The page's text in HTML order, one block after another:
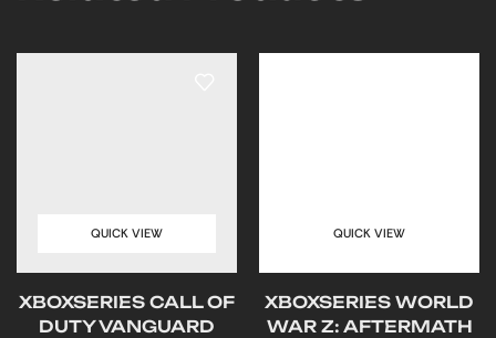
QUICK VIEW
XBOXSERIES CALL OF
DUTY VANGUARD
QUICK VIEW
XBOXSERIES WORLD
WAR Z: AFTERMATH